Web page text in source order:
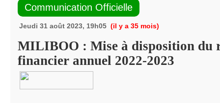
Communication Officielle
Jeudi 31 août 2023, 19h05 (il y a 35 mois)
MILIBOO : Mise à disposition du
financier annuel 2022-2023